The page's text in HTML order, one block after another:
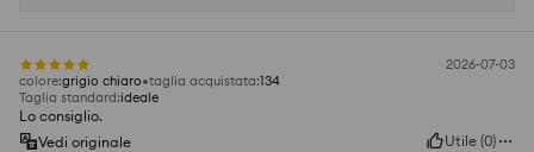
2026-07-03
colore:grigio chiaro taglia acquistata:134
Taglia standard:ideale
Lo consiglio.
Vedi originale
Utile (0)